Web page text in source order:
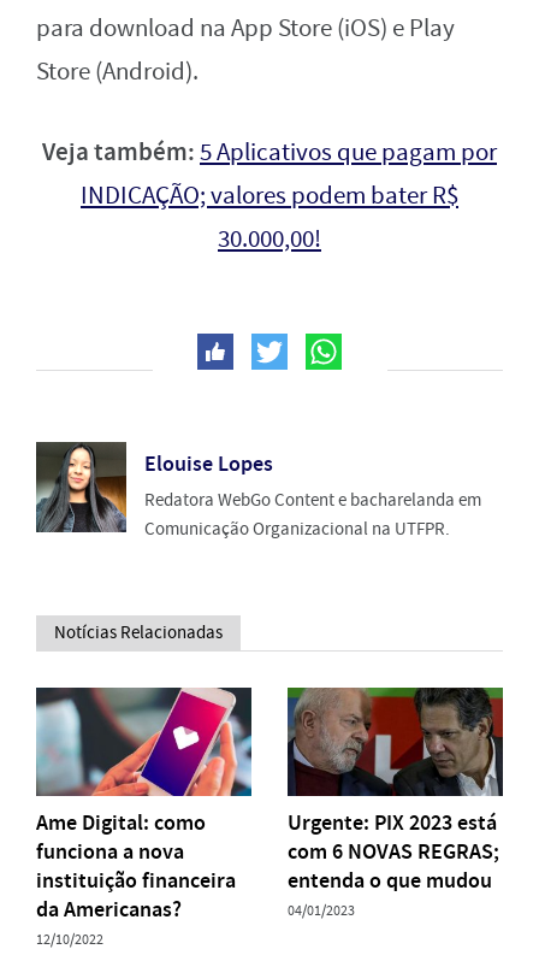
para download na App Store (iOS) e Play
Store (Android).
Veja também:5 Aplicativos que pagam por
INDICAÇÃO; valores podem bater R$
30.000,00!
Elouise Lopes
Redatora WebGo Content e bacharelanda em
Comunicação Organizacional na UTFPR.
Notícias Relacionadas
Ame Digital: como
funciona a nova
instituição financeira
da Americanas?
12/10/2022
Urgente: PIX 2023 está
com 6 NOVAS REGRAS;
entenda o que mudou
04/01/2023